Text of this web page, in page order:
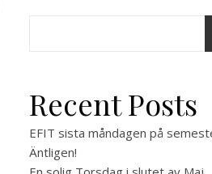
Recent Posts
EFIT sista måndagen på
Äntligen!